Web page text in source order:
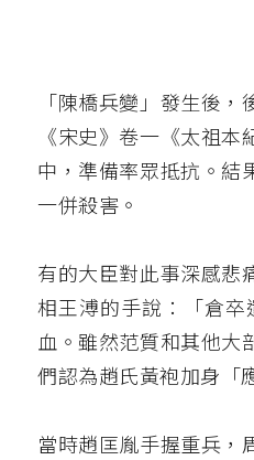
「陳橋兵變」發生後
《宋史》卷一《太祖
中，準備率眾抵抗。結
一併殺害。
有的大臣對此事深感悲
相王溥的手說：「倉
血。雖然范質和其他大
們認為趙氏黃袍加身「
當時趙匡胤手握重兵，